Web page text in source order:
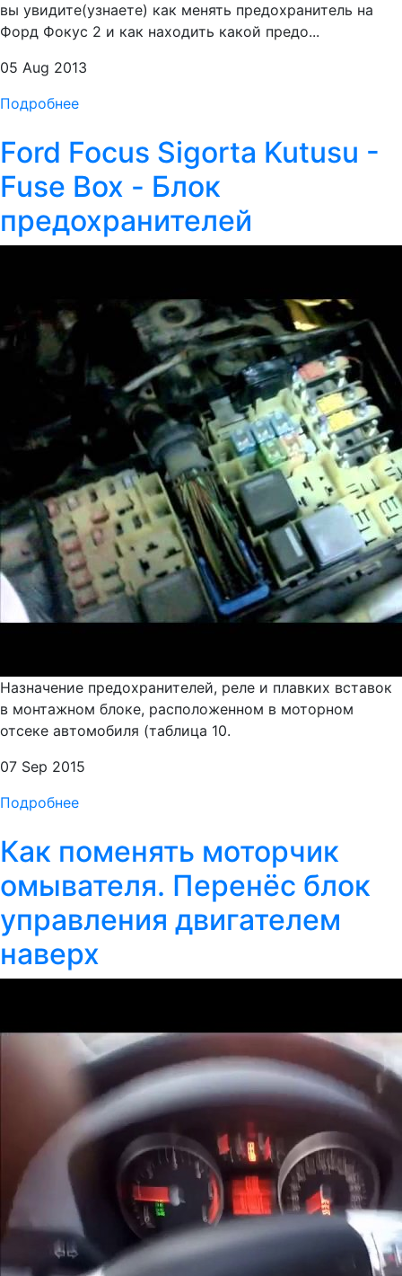
вы увидите(узнаете) как менять предохранитель на
Форд Фокус 2 и как находить какой предо...
05 Aug 2013
Подробнее
Ford Focus Sigorta Kutusu -
Fuse Box - Блок
предохранителей
Назначение предохранителей, реле и плавких вставок
в монтажном блоке, расположенном в моторном
отсеке автомобиля (таблица 10.
07 Sep 2015
Подробнее
Как поменять моторчик
омывателя. Перенёс блок
управления двигателем
наверх